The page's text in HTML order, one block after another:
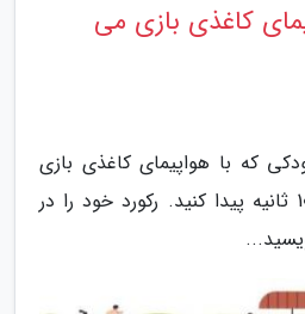
کاغذی بازی می
که با هواپیمای کاغذی بازی
می نماید را در کمتر از 10 ثانیه پیدا کنید. رکورد خود را در